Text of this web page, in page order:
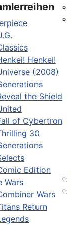
Henkei!
(2008)
the Shield
of Cybertron
30
Edition
Wars
Wars
Return